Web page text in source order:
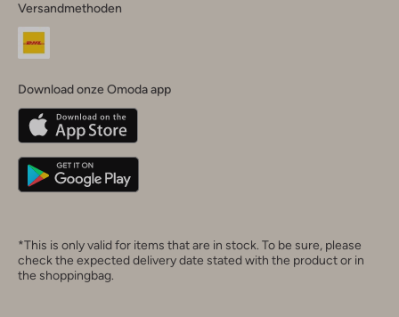
dein
Land
Belgique(Français)
Deutschland
Versandmethoden
Download onze Omoda app
*This is only valid for items that are in stock. To be sure, please
check the expected delivery date stated with the product or in
the shoppingbag.